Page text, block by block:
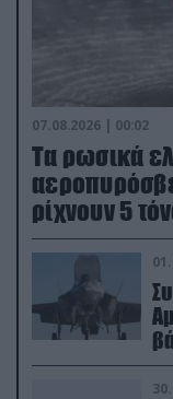
07.08.2026 | 00:02
Τα ρωσικά
ρίχνουν 5